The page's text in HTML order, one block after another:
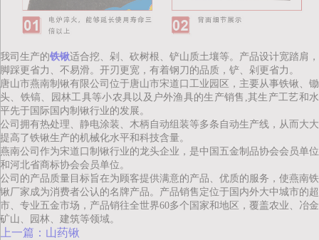
我司生产的铁锹适合挖、剁、砍树根、铲山质土壤等。产品设计宽踏肩，
脚踩更省力、不易滑。开刃更宽，有着钢刀的品质，铲、剁更省力。
唐山市燕南制锹有限公司位于唐山市宋道口工业园区，主要从事铁锹、锄
头、铁镐、园林工具等小农具以及户外渔具的生产销售,其生产工艺和水
平先于国际国内制锹行业的发展。
公司拥有热处理、静电涂装、木柄自动组装等多条自动生产线，从而大大
提高了铁锹生产的机械化水平和科技含量。
燕南公司作为宋道口制锹行业的龙头企业，是中国五金制品协会会员单位
和河北省商标协会会员单位。
公司的产品质量目标旨在为顾客提供满意的产品、优质的服务，使燕南铁
锹厂家成为消费者公认的名牌产品。产品销售定位于国内外大中城市的超
市、专业五金市场，产品销往全世界60多个国家和地区，覆盖农业、冶金
矿山、园林、建筑等领域。
上一篇：山药锹